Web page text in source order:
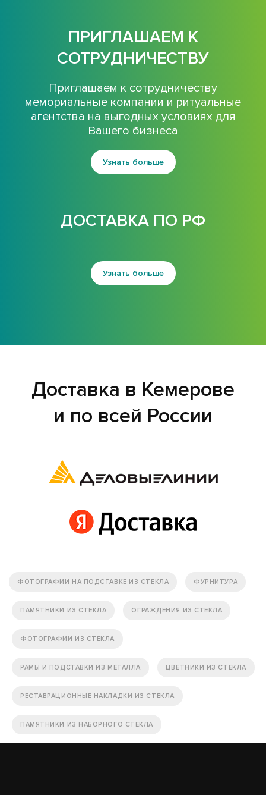
ПРИГЛАШАЕМ К
СОТРУДНИЧЕСТВУ
Приглашаем к сотрудничеству
мемориальные компании и ритуальные
агентства на выгодных условиях для
Вашего бизнеса
Узнать больше
ДОСТАВКА ПО РФ
Узнать больше
Доставка в Кемерове
и по всей России
ФОТОГРАФИИ НА ПОДСТАВКЕ ИЗ СТЕКЛА ФУРНИТУРА
ПАМЯТНИКИ ИЗ СТЕКЛА ОГРАЖДЕНИЯ ИЗ СТЕКЛА
ФОТОГРАФИИ ИЗ СТЕКЛА
РАМЫ И ПОДСТАВКИ ИЗ МЕТАЛЛА ЦВЕТНИКИ ИЗ СТЕКЛА
РЕСТАВРАЦИОННЫЕ НАКЛАДКИ ИЗ СТЕКЛА
ПАМЯТНИКИ ИЗ НАБОРНОГО СТЕКЛА